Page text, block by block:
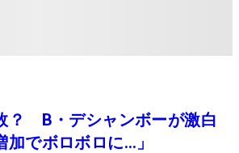
？ B・デシャンボーが激白
加でボロボロに…」